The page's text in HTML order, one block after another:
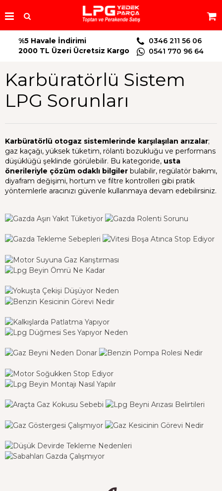
%5 Havale İndirimi
2000 TL Üzeri Ücretsiz Kargo
0346 211 56 06
0541 770 96 64
Karbüratörlü Sistem
LPG Sorunları
Karbüratörlü otogaz sistemlerinde karşılaşılan arızalar;
gaz kaçağı, yüksek tüketim, rölanti bozukluğu ve performans
düşüklüğü şeklinde görülebilir. Bu kategoride, usta
önerileriyle çözüm odaklı bilgiler bulabilir, regülatör bakımı,
diyafram değişimi, hortum ve filtre kontrolleri gibi pratik
yöntemlerle aracınızı güvenle kullanmaya devam edebilirsiniz.